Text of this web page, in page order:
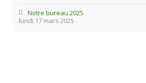
lundi 17 mars 2025
Notre bureau 2025